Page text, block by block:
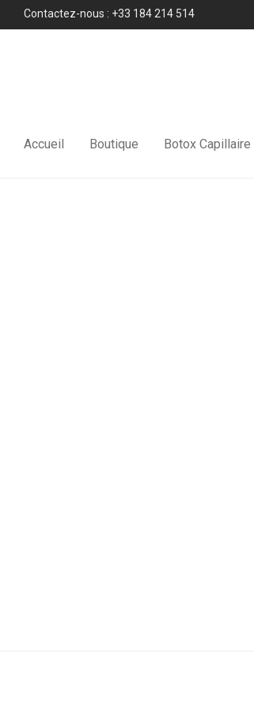
Contactez-nous : +33 184 214 514
Accueil Boutique Botox Capillaire